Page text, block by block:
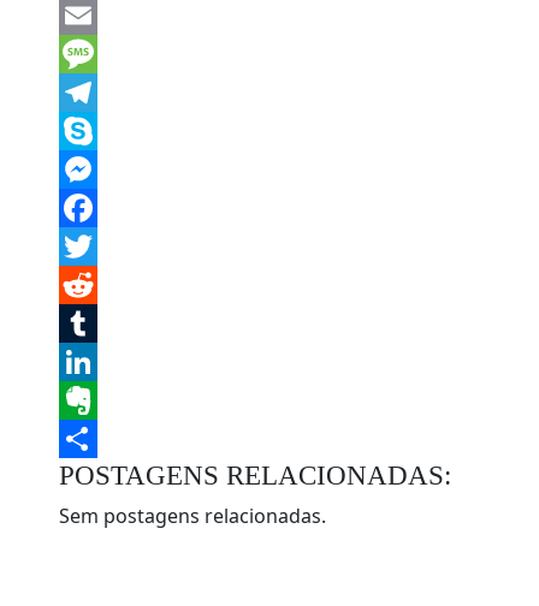
WhatsApp
Email
Message
Telegram
Skype
Messenger
Facebook
Twitter
Reddit
Tumblr
LinkedIn
Evernote
Share
POSTAGENS RELACIONADAS:
Sem postagens relacionadas.